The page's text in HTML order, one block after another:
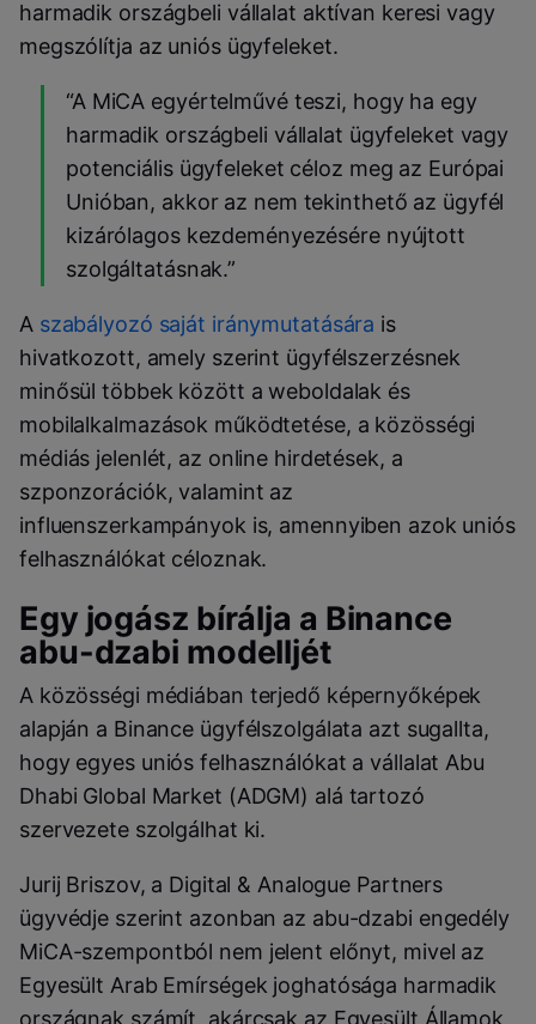
harmadik országbeli vállalat aktívan keresi vagy
megszólítja az uniós ügyfeleket.
“A MiCA egyértelművé teszi, hogy ha egy
harmadik országbeli vállalat ügyfeleket vagy
potenciális ügyfeleket céloz meg az Európai
Unióban, akkor az nem tekinthető az ügyfél
kizárólagos kezdeményezésére nyújtott
szolgáltatásnak.”
A szabályozó saját iránymutatására is
hivatkozott, amely szerint ügyfélszerzésnek
minősül többek között a weboldalak és
mobilalkalmazások működtetése, a közösségi
médiás jelenlét, az online hirdetések, a
szponzorációk, valamint az
influenszerkampányok is, amennyiben azok uniós
felhasználókat céloznak.
Egy jogász bírálja a Binance
abu-dzabi modelljét
A közösségi médiában terjedő képernyőképek
alapján a Binance ügyfélszolgálata azt sugallta,
hogy egyes uniós felhasználókat a vállalat Abu
Dhabi Global Market (ADGM) alá tartozó
szervezete szolgálhat ki.
Jurij Briszov, a Digital & Analogue Partners
ügyvédje szerint azonban az abu-dzabi engedély
MiCA-szempontból nem jelent előnyt, mivel az
Egyesült Arab Emírségek joghatósága harmadik